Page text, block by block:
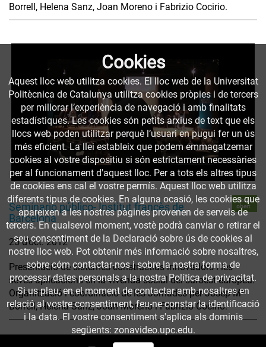
Borrell, Helena Sanz, Joan Moreno i Fabrizio Cocirio.
Seminario público- Institut francès de
Barcelona
Accés
obert
25 d’oct. 2012
Presentació de sistemes constructius innovadors i les
seves aplicacions en la vivenda social del suroest europeu.
Organització i coordinació de les Jornades per Josep Mª
Borrell, Helena Sanz, Joan Moreno i Fabrizio Cocirio.
Cookies
Aquest lloc web utilitza cookies. El lloc web de la Universitat
Politècnica de Catalunya utilitza cookies pròpies i de tercers
per millorar l’experiència de navegació i amb finalitats
estadístiques. Les cookies són petits arxius de text que els
llocs web poden utilitzar perquè l’usuari en pugui fer un ús
més eficient. La llei estableix que podem emmagatzemar
cookies al vostre dispositiu si són estrictament necessàries
per al funcionament d'aquest lloc. Per a tots els altres tipus
de cookies ens cal el vostre permís. Aquest lloc web utilitza
diferents tipus de cookies. En alguna ocasió, les cookies que
apareixen a les nostres pàgines provenen de serveis de
tercers. En qualsevol moment, vostè podrà canviar o retirar el
seu consentiment de la Declaració sobre ús de cookies al
nostre lloc web. Pot obtenir més informació sobre nosaltres,
sobre cóm contactar-nos i sobre la nostra forma de
processar dates personals a la nostra Política de privacitat.
Si us plau, en el moment de contactar amb nosaltres en
relació al vostre consentiment, feu-ne constar la identificació
i la data. El vostre consentiment s'aplica als dominis
següents: zonavideo.upc.edu.